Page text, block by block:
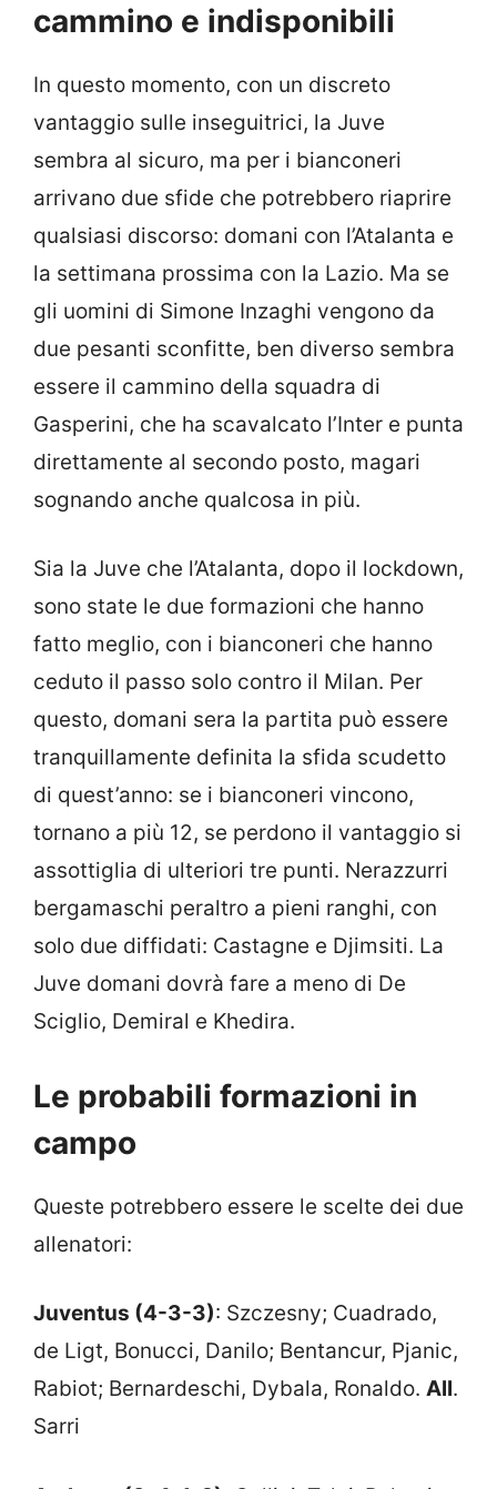
cammino e indisponibili
In questo momento, con un discreto
vantaggio sulle inseguitrici, la Juve
sembra al sicuro, ma per i bianconeri
arrivano due sfide che potrebbero riaprire
qualsiasi discorso: domani con l’Atalanta e
la settimana prossima con la Lazio. Ma se
gli uomini di Simone Inzaghi vengono da
due pesanti sconfitte, ben diverso sembra
essere il cammino della squadra di
Gasperini, che ha scavalcato l’Inter e punta
direttamente al secondo posto, magari
sognando anche qualcosa in più.
Sia la Juve che l’Atalanta, dopo il lockdown,
sono state le due formazioni che hanno
fatto meglio, con i bianconeri che hanno
ceduto il passo solo contro il Milan. Per
questo, domani sera la partita può essere
tranquillamente definita la sfida scudetto
di quest’anno: se i bianconeri vincono,
tornano a più 12, se perdono il vantaggio si
assottiglia di ulteriori tre punti. Nerazzurri
bergamaschi peraltro a pieni ranghi, con
solo due diffidati: Castagne e Djimsiti. La
Juve domani dovrà fare a meno di De
Sciglio, Demiral e Khedira.
Le probabili formazioni in
campo
Queste potrebbero essere le scelte dei due
allenatori:
Juventus (4-3-3): Szczesny; Cuadrado,
de Ligt, Bonucci, Danilo; Bentancur, Pjanic,
Rabiot; Bernardeschi, Dybala, Ronaldo. All.
Sarri